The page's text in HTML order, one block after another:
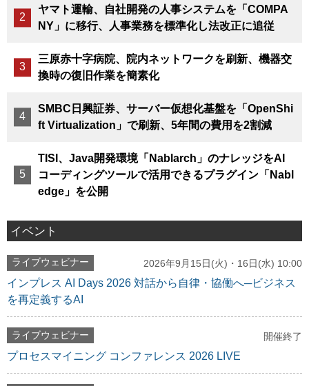
ヤマト運輸、自社開発の人事システムを「COMPA
NY」に移行、人事業務を標準化し法改正に追従
三原赤十字病院、院内ネットワークを刷新、機器交
換時の復旧作業を簡素化
SMBC日興証券、サーバー仮想化基盤を「OpenShi
ft Virtualization」で刷新、5年間の費用を2割減
TISI、Java開発環境「Nablarch」のナレッジをAI
コーディングツールで活用できるプラグイン「Nabl
edge」を公開
イベント
ライブウェビナー 2026年9月15日(火)・16日(水) 10:00
インプレス AI Days 2026 対話から自律・協働へ─ビジネス
を再定義するAI
ライブウェビナー 開催終了
プロセスマイニング コンファレンス 2026 LIVE